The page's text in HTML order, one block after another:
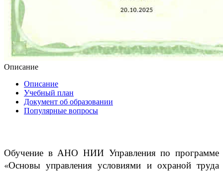
Описание
Описание
Учебный план
Документ об образовании
Популярные вопросы
Обучение в АНО НИИ Управления по программе
«Основы управления условиями и охраной труда